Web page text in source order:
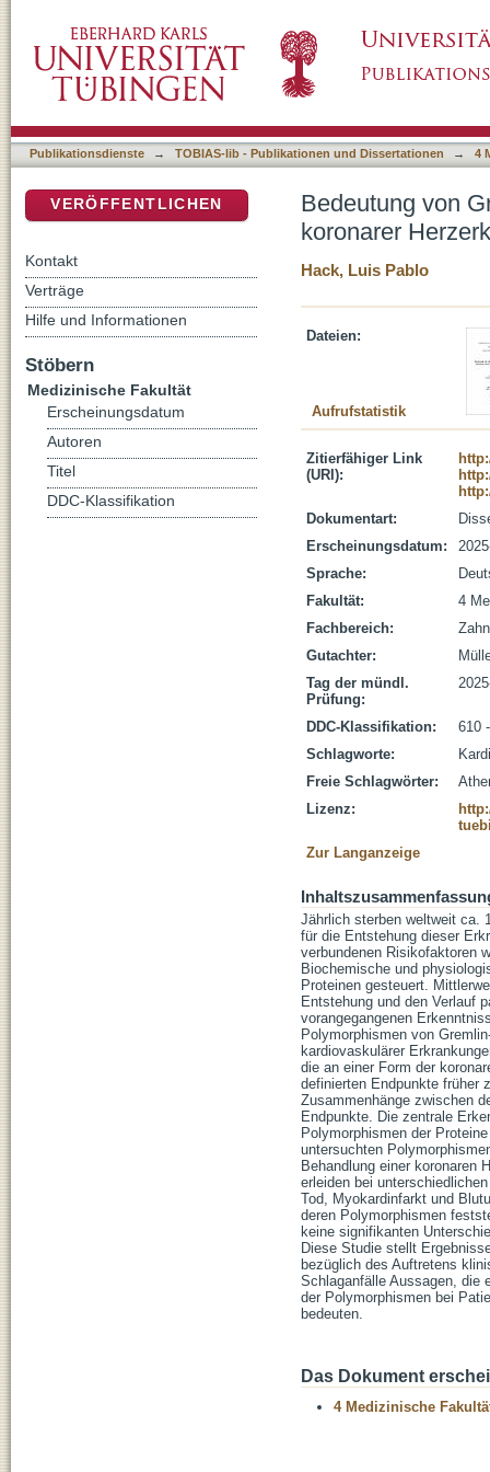
und akutem Koronarsyndrom
Publikationsdienste → TOBIAS-lib - Publikationen und Dissertationen → 4
Bedeutung von
koronarer
Hack, Luis Pablo
Dateien:
Aufrufstatistik
Zitierfähiger Link
(URI):
Dokumentart:
Erscheinungsdatum:
Sprache:
Fakultät:
4
Fachbereich:
Gutachter:
Tag der mündl.
Prüfung:
DDC-Klassifikation:
610
Schlagworte:
Freie Schlagwörter:
Lizenz:
Zur Langanzeige
Jährlich sterben weltweit ca.
für die Entstehung dieser
verbundenen Risikofaktoren
Biochemische und
Proteinen gesteuert.
Entstehung und den Verlauf
vorangegangenen
Polymorphismen von
kardiovaskulärer
die an einer Form der
definierten Endpunkte früher
Zusammenhänge zwischen
Endpunkte. Die zentrale
Polymorphismen der
untersuchten
Behandlung einer koronaren
erleiden bei
Tod, Myokardinfarkt und
deren Polymorphismen
keine signifikanten
Diese Studie stellt
bezüglich des Auftretens
Schlaganfälle Aussagen, die
der Polymorphismen bei
bedeuten.
Das Dokument
4 Medizinische
VERÖFFENTLICHEN
Kontakt
Verträge
Hilfe und Informationen
Stöbern
Medizinische Fakultät
Erscheinungsdatum
Autoren
Titel
DDC-Klassifikation